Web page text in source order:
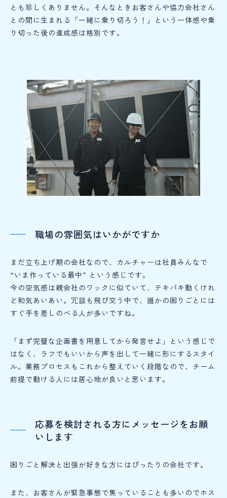
とも珍しくありません。そんなときお客さんや協力会社さん
との間に生まれる「一緒に乗り切ろう！」という一体感や乗
り切った後の達成感は格別です。
職場の雰囲気はいかがですか
まだ立ち上げ期の会社なので、カルチャーは社員みんなで
“いま作っている最中” という感じです。
今の空気感は親会社のワックに似ていて、テキパキ動くけれ
ど和気あいあい。冗談も飛び交う中で、誰かの困りごとには
すぐ手を差しのべる人が多いですね。
「まず完璧な企画書を用意してから発言せよ」という感じで
はなく、ラフでもいいから声を出して一緒に形にするスタイ
ル。業務プロセスもこれから整えていく段階なので、チーム
前提で動ける人には居心地が良いと思います。
応募を検討される方にメッセージをお願
いします
困りごと解決と出張が好きな方にはぴったりの会社です。
また、お客さんが緊急事態で焦っていることも多いのでホス